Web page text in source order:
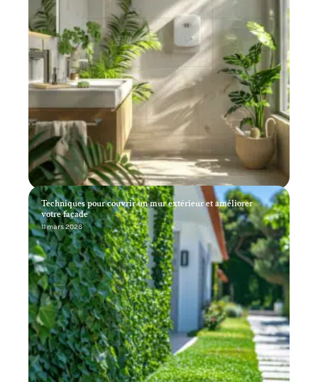
Techniques pour couvrir un mur extérieur et améliorer
votre façade
11 mars 2026